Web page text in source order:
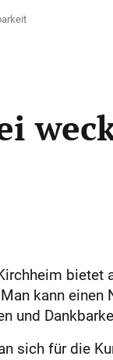
bietet
kann
und
sich für die